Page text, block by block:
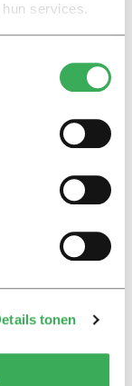
services.
tonen
say they
bij Plato!